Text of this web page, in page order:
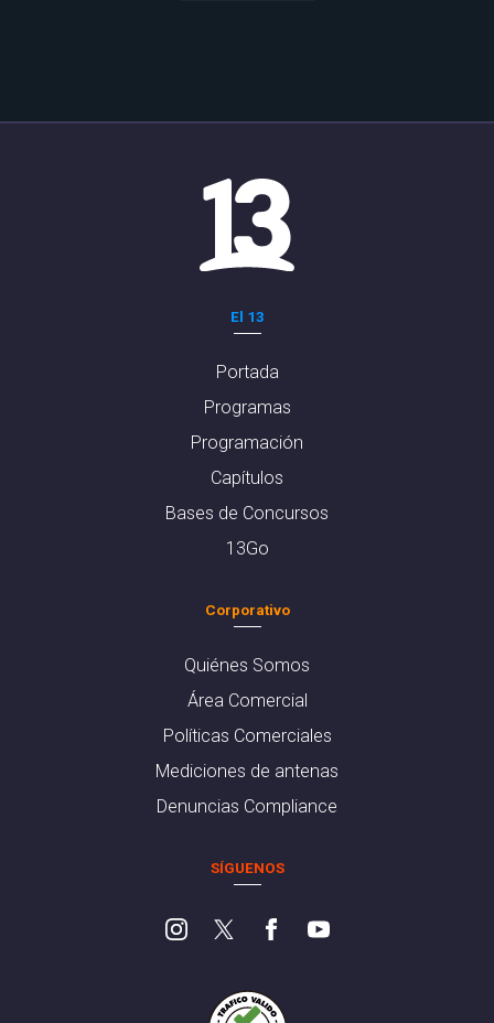
El 13
Portada
Programas
Programación
Capítulos
Bases de Concursos
13Go
Corporativo
Quiénes Somos
Área Comercial
Políticas Comerciales
Mediciones de antenas
Denuncias Compliance
SÍGUENOS